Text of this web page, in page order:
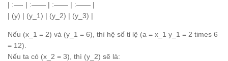
| :—- | :—— | :—— | :—— |
| (y) | (y_1) | (y_2) | (y_3) |
Nếu (x_1 = 2) và (y_1 = 6), thì hệ số tỉ lệ (a = x_1 y_1 = 2 times 6
= 12).
Nếu ta có (x_2 = 3), thì (y_2) sẽ là: